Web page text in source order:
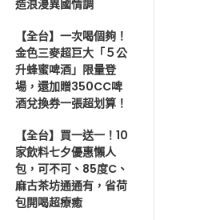
造浪漫異國情調
【全台】一次喝個夠！
金色三麥超巨大「５公
升蜂蜜啤酒」限量登
場，還加贈350CC啤
酒兌換券一張超划算！
【全台】買一送一！10
家飲料七夕優惠懶人
包，可不可、85度C、
麻古茶坊通通有，省荷
包開喝超療癒